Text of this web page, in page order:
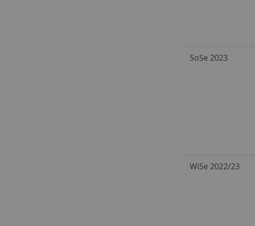
SoSe 2023
WiSe 2022/23